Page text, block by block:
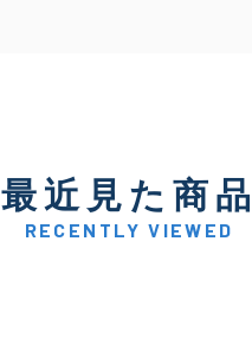
最近見た商品
RECENTLY VIEWED